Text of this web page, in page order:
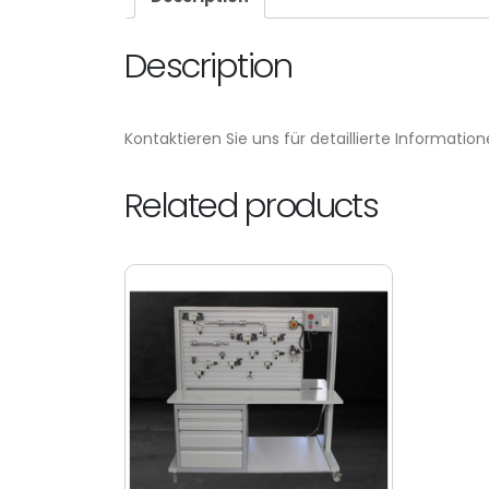
Description
Kontaktieren Sie uns für detaillierte
Related products